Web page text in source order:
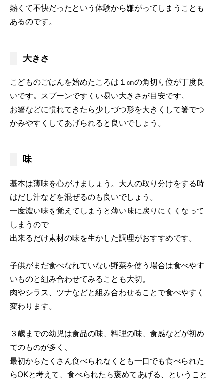
熱くて不快だったという体験から嫌がってしまうことも
あるのです。
大きさ
こどものごはんを始めたころは１㎝の角切り位が丁度良
いです。スプーンですくい易い大きさが目安です。
お箸などに慣れてきたら少しづつ形を大きくして箸でつ
かみやすくしてあげられると良いでしょう。
味
基本は薄味を心がけましょう。大人の取り分けをする時
はだし汁などを混ぜるのも良いでしょう。
一度濃い味を覚えてしまうと薄い味に戻りにくくなって
しまうので
出来るだけ素材の味を生かした調理がおすすめです。
子供がまだ食べなれていない野菜を使う場合は食べやす
いものと組み合わせてみることも大切。
肉やシラス、ツナなどと組み合わせることで食べやすく
変わります。
３歳までの幼児は食品の味、料理の味、食感などが初め
てのものが多く、
最初からたくさん食べられなくとも一口でも食べられた
らOKと考えて、食べられたら褒めてあげる、ということ